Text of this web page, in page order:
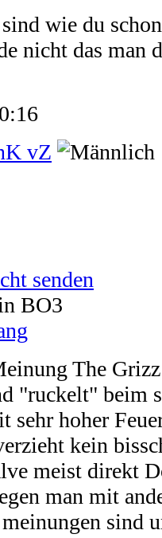
wie du
nicht das man
vZ
BO3
The
"ruckelt" beim
sehr hoher
kein
meist direkt
man mit
sind